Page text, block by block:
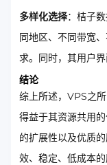
多样化选择：桔子
同地区、不同带宽
求。同时，其用户
结论
综上所述，VPS之
得益于其资源共用
的扩展性以及优质
效、稳定、低成本